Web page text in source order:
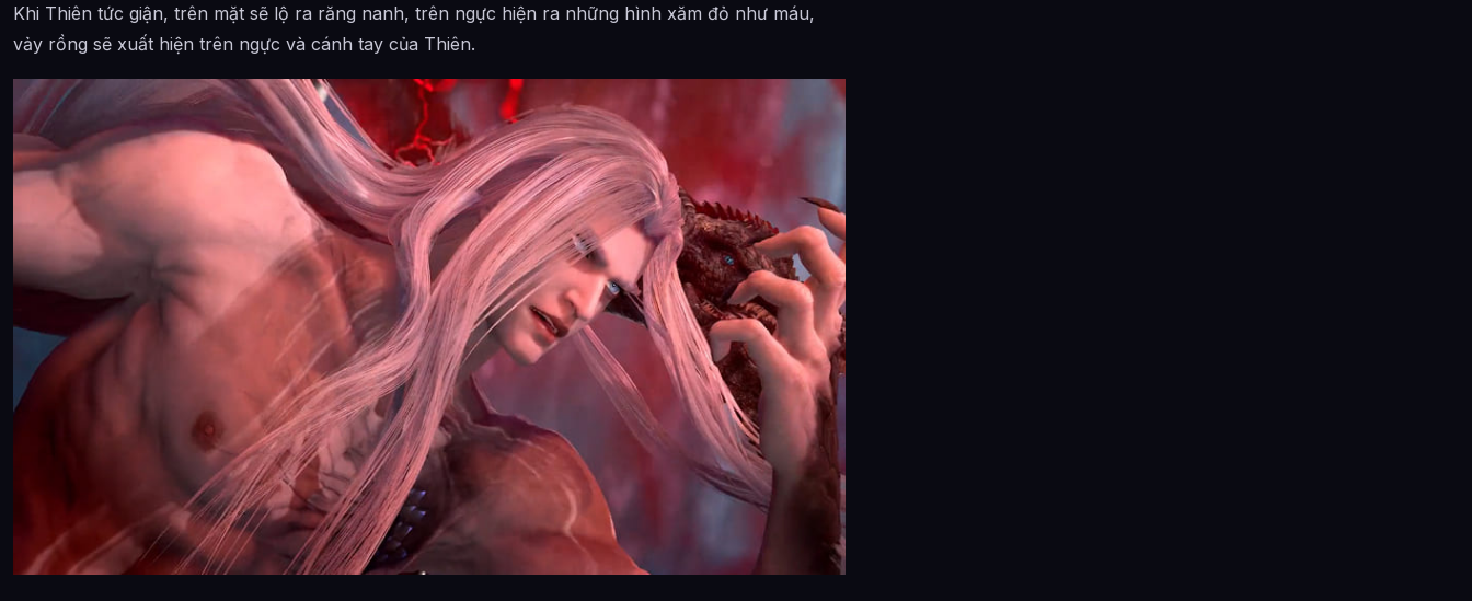
Khi Thiên tức giận, trên mặt sẽ lộ ra răng nanh, trên ngực hiện ra những hình xăm đỏ như máu,
vảy rồng sẽ xuất hiện trên ngực và cánh tay của Thiên.